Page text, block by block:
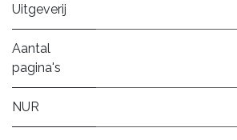
Uitgeverij
Aantal
pagina's
NUR